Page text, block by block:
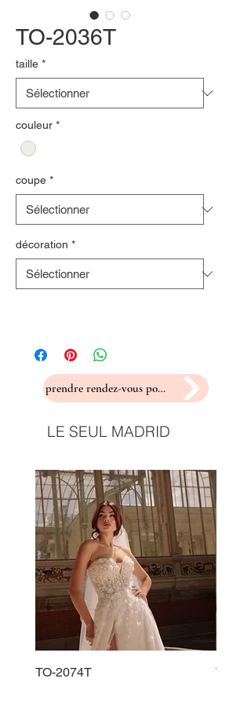
TO-2036T
taille *
couleur *
coupe *
décoration *
prendre rendez-vous pour un essayage
LE SEUL MADRID
TO-2074T TO-